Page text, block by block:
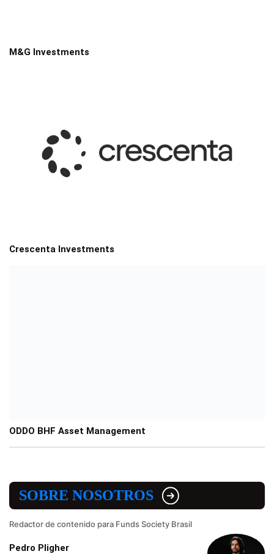
M&G Investments
Crescenta Investments
ODDO BHF Asset Management
SOBRE NOSOTROS
Redactor de contenido para Funds Society Brasil
Pedro Pligher